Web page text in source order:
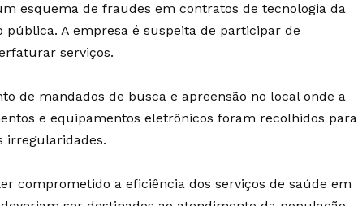
esquema de fraudes em contratos de tecnologia da
A empresa é suspeita de participar de
serviços.
de mandados de busca e apreensão no local onde a
e equipamentos eletrônicos foram recolhidos para
irregularidades.
comprometido a eficiência dos serviços de saúde em